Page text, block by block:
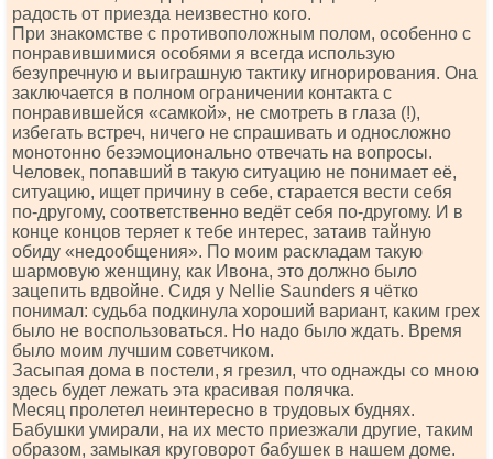
радость от приезда неизвестно кого.
При знакомстве с противоположным полом, особенно с
понравившимися особями я всегда использую
безупречную и выиграшную тактику игнорирования. Она
заключается в полном ограничении контакта с
понравившейся «самкой», не смотреть в глаза (!),
избегать встреч, ничего не спрашивать и односложно
монотонно безэмоционально отвечать на вопросы.
Человек, попавший в такую ситуацию не понимает её,
ситуацию, ищет причину в себе, старается вести себя
по-другому, соответственно ведёт себя по-другому. И в
конце концов теряет к тебе интерес, затаив тайную
обиду «недообщения». По моим раскладам такую
шармовую женщину, как Ивона, это должно было
зацепить вдвойне. Сидя у Nеlliе Sаundеrs я чётко
понимал: судьба подкинула хороший вариант, каким грех
было не воспользоваться. Но надо было ждать. Время
было моим лучшим советчиком.
Засыпая дома в постели, я грезил, что однажды со мною
здесь будет лежать эта красивая полячка.
Месяц пролетел неинтересно в трудовых буднях.
Бабушки умирали, на их место приезжали другие, таким
образом, замыкая круговорот бабушек в нашем доме.